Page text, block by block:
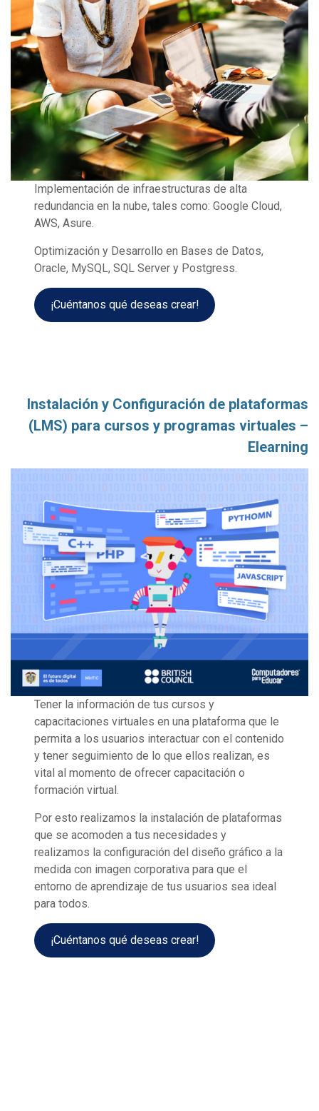
Implementación de infraestructuras de alta
redundancia en la nube, tales como: Google Cloud,
AWS, Asure.
Optimización y Desarrollo en Bases de Datos,
Oracle, MySQL, SQL Server y Postgress.
¡Cuéntanos qué deseas crear!
Instalación y Configuración de plataformas
(LMS) para cursos y programas virtuales –
Elearning
Tener la información de tus cursos y
capacitaciones virtuales en una plataforma que le
permita a los usuarios interactuar con el contenido
y tener seguimiento de lo que ellos realizan, es
vital al momento de ofrecer capacitación o
formación virtual.
Por esto realizamos la instalación de plataformas
que se acomoden a tus necesidades y
realizamos la configuración del diseño gráfico a la
medida con imagen corporativa para que el
entorno de aprendizaje de tus usuarios sea ideal
para todos.
¡Cuéntanos qué deseas crear!